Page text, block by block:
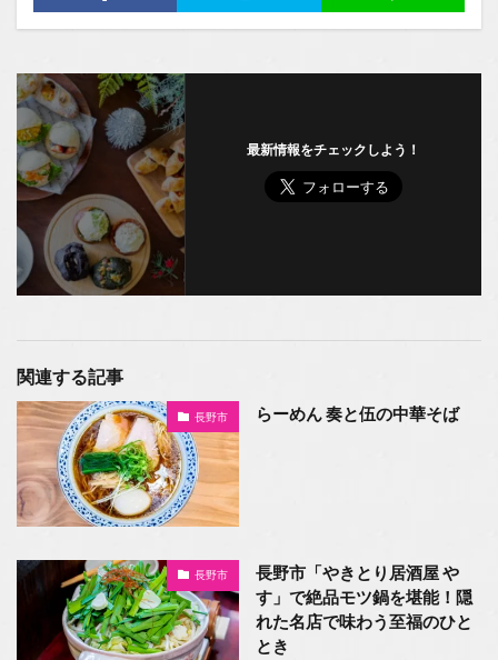
最新情報をチェックしよう！
関連する記事
長野市 らーめん 奏と伍の中華そば
長野市
長野市「やきとり居酒屋 や
す」で絶品モツ鍋を堪能！隠
れた名店で味わう至福のひと
とき